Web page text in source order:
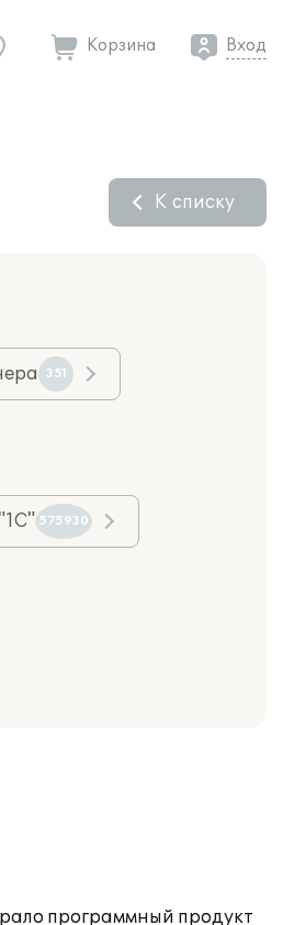
Корзина Вход
К списку
351
575930
программный продукт